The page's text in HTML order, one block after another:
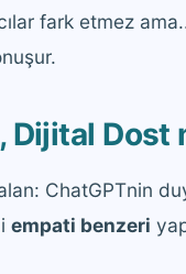
fark etmez
Dijital Dost
ChatGPTnin
empati benzeri